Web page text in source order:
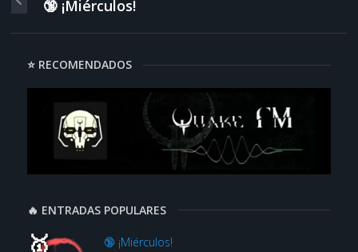
🔞 ¡Miérculos!
⭐ RECOMENDADOS
🔥 ENTRADAS POPULARES
🔞 ¡Miérculos!